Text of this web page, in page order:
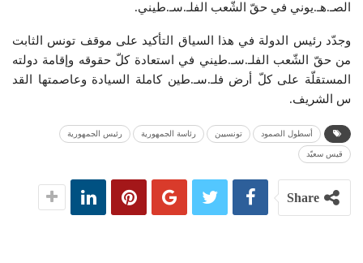
الصـ.هـ.يوني في حقّ الشّعب الفلـ.سـ.طيني.
وجدّد رئيس الدولة في هذا السياق التأكيد على موقف تونس الثابت
من حقّ الشّعب الفلـ.سـ.طيني في استعادة كلّ حقوقه وإقامة دولته
المستقلّة على كلّ أرض فلـ.سـ.طين كاملة السيادة وعاصمتها القد
س الشريف.
أسطول الصمود تونسيين رئاسة الجمهورية رئيس الجمهورية
قيس سعيّد
Share